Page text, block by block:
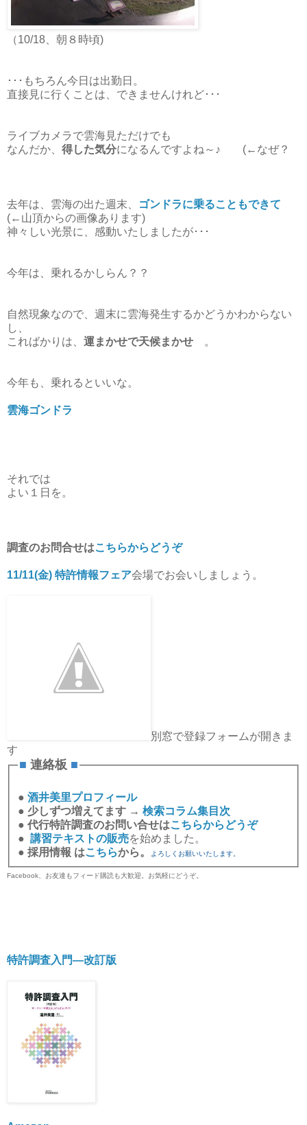
（10/18、朝８時頃)
･･･もちろん今日は出勤日。
直接見に行くことは、できませんけれど･･･
ライブカメラで雲海見ただけでも
なんだか、 得した気分になるんですよね～♪ (←なぜ？
去年は、雲海の出た週末、
ゴンドラに乗ることもできて
(←山頂からの画像あります)
神々しい光景に、感動いたしましたが･･･
今年は、乗れるかしらん？？
自然現象なので、週末に雲海発生するかどうかわからない
し、
こればかりは、 運まかせで天候まかせ 。
今年も、乗れるといいな。
雲海ゴンドラ
それでは
よい１日を。
調査のお問合せはこちらからどうぞ
11/11(金) 特許情報フェア会場でお会いしましょう。
別窓で登録フォームが開きま
す
■ 連絡板 ■
● 酒井美里プロフィール
● 少しずつ増えてます → 検索コラム集目次
● 代行特許調査のお問い合せはこちらからどうぞ
● 講習テキストの販売を始めました。
● 採用情報 はこちらから。 よろしくお願いいたします。
Facebook、お友達もフィード購読も大歓迎。お気軽にどうぞ。
特許調査入門―改訂版